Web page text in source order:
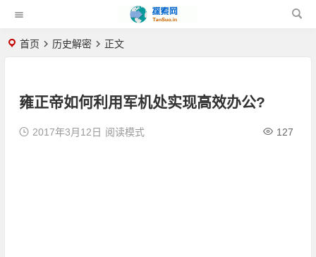
首页 历史解密 正文
雍正帝如何利用军机处实现高效办公?
2017年3月12日 127
阅读模式